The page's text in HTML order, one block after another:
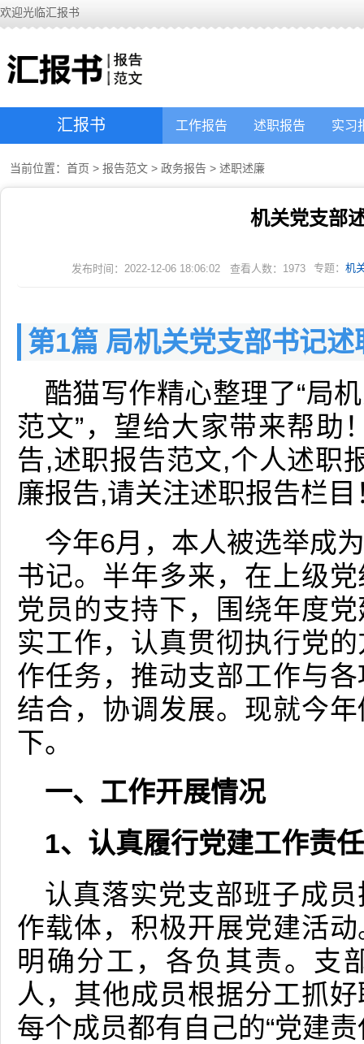
欢迎光临汇报书
汇报书 工作报告 述职报告 实习
当前位置： 首页 > 报告范文 > 政务报告 > 述职述廉
机关党支部
发布时间：2022-12-06 18:06:02 查看人数： 1973 专题： 机
第1篇 局机关党支部书记
酷猫写作精心整理了“局
范文”，望给大家带来帮助
告,述职报告范文,个人述职
廉报告,请关注述职报告栏目
今年6月，本人被选举成
书记。半年多来，在上级
党员的支持下，围绕年度
实工作，认真贯彻执行党
作任务，推动支部工作与
结合，协调发展。现就今
下。
一、工作开展情况
1、认真履行党建工作责
认真落实党支部班子成
作载体，积极开展党建活
明确分工，各负其责。支
人，其他成员根据分工抓
每个成员都有自己的“党建